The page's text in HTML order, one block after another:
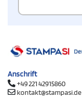
Anschrift
+49 221 42915860
kontakt@stampasi.de